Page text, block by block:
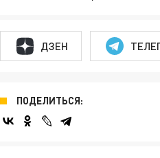
ДЗЕН
ПОДЕЛИТЬСЯ: